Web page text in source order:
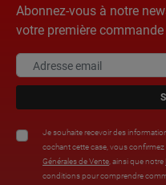
Abonnez-vous à notre
votre première commande
Je souhaite recevoir des
cochant cette case, vous
Générales de Vente , ainsi que notre
conditions pour comprendre